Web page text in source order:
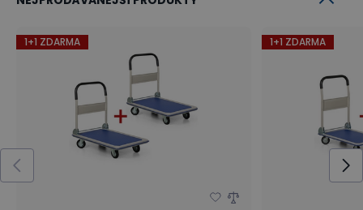
1+1 ZDARMA 1+1 ZDARMA